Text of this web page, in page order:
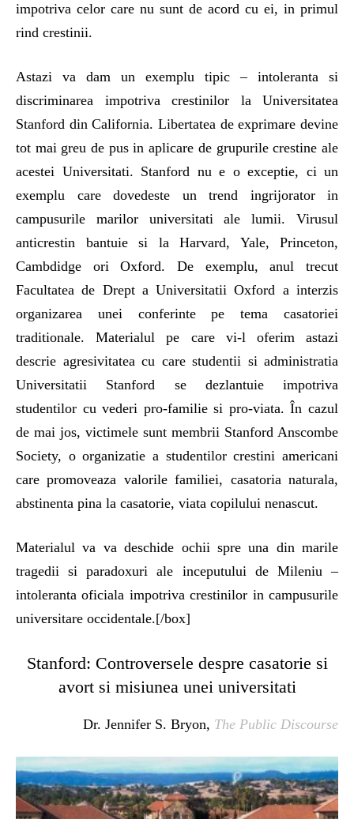
impotriva celor care nu sunt de acord cu ei, in primul
rind crestinii.
Astazi va dam un exemplu tipic – intoleranta si
discriminarea impotriva crestinilor la Universitatea
Stanford din California. Libertatea de exprimare devine
tot mai greu de pus in aplicare de grupurile crestine ale
acestei Universitati. Stanford nu e o exceptie, ci un
exemplu care dovedeste un trend ingrijorator in
campusurile marilor universitati ale lumii. Virusul
anticrestin bantuie si la Harvard, Yale, Princeton,
Cambdidge ori Oxford. De exemplu, anul trecut
Facultatea de Drept a Universitatii Oxford a interzis
organizarea unei conferinte pe tema casatoriei
traditionale. Materialul pe care vi-l oferim astazi
descrie agresivitatea cu care studentii si administratia
Universitatii Stanford se dezlantuie impotriva
studentilor cu vederi pro-familie si pro-viata. În cazul
de mai jos, victimele sunt membrii Stanford Anscombe
Society, o organizatie a studentilor crestini americani
care promoveaza valorile familiei, casatoria naturala,
abstinenta pina la casatorie, viata copilului nenascut.
Materialul va va deschide ochii spre una din marile
tragedii si paradoxuri ale inceputului de Mileniu –
intoleranta oficiala impotriva crestinilor in campusurile
universitare occidentale.[/box]
Stanford: Controversele despre casatorie si
avort si misiunea unei universitati
Dr. Jennifer S. Bryon, The Public Discourse